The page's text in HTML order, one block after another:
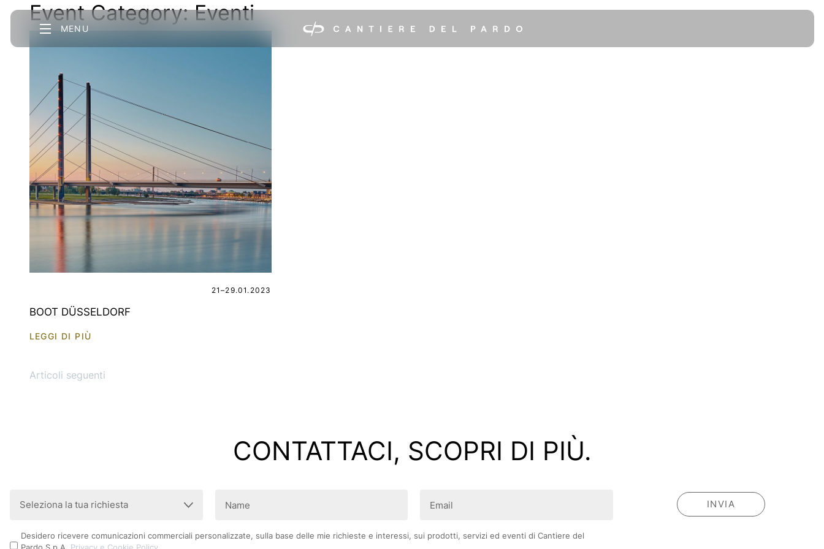
MENU
Event Category:Eventi
21–29.01.2023
BOOT DÜSSELDORF
LEGGI DI PIÙ
Navigazione articoli
Articoli seguenti
CONTATTACI, SCOPRI DI PIÙ.
richiesta
(Obbligatorio) (Obbligatorio)
Privacy
Desidero ricevere comunicazioni commerciali personalizzate, sulla base delle mie richieste e interessi, sui prodotti, servizi ed eventi di Cantiere del